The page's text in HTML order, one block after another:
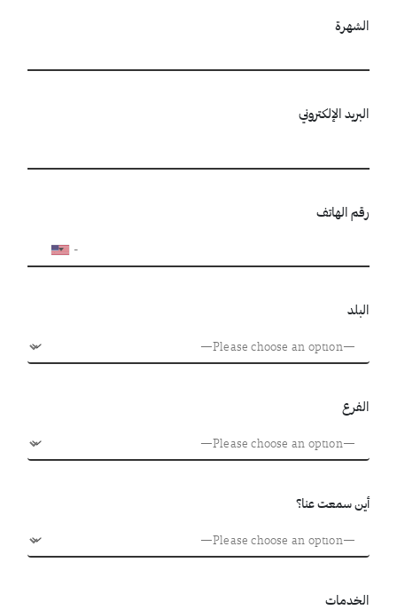
الشهرة
البريد الإلكتروني
رقم الهاتف
البلد
الفرع
أين سمعت عنا؟
الخدمات